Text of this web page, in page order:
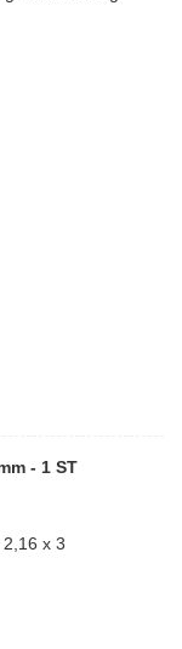
- 1 ST
x 3